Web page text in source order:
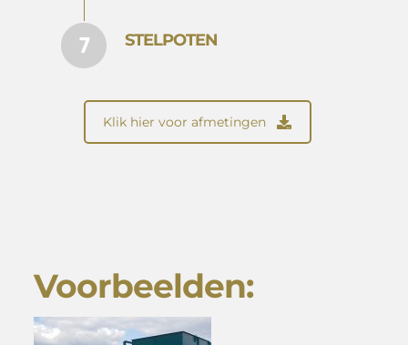
STELPOTEN
Klik hier voor afmetingen
Voorbeelden: